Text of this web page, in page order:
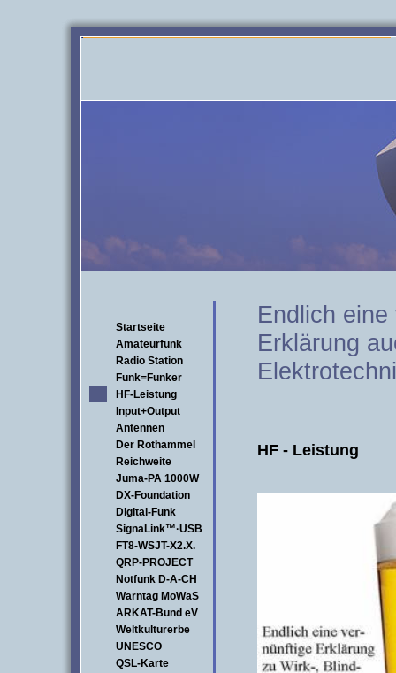
Startseite
Amateurfunk
Radio Station
Funk=Funker
HF-Leistung
Input+Output
Antennen
Der Rothammel
Reichweite
Juma-PA 1000W
DX-Foundation
Digital-Funk
SignaLink™·USB
FT8-WSJT-X2.X.
QRP-PROJECT
Notfunk D-A-CH
Warntag MoWaS
ARKAT-Bund eV
Weltkulturerbe
UNESCO
QSL-Karte
Endlich
Erklärung
HF - Leistung